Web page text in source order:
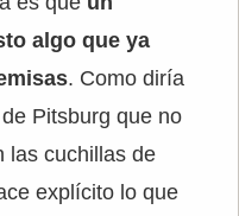
algo que ya
. Como diría
Pitsburg que no
las cuchillas de
explícito lo que